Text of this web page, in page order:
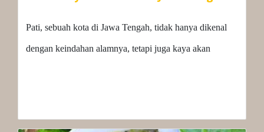
Pati, sebuah kota di Jawa Tengah, tidak hanya dikenal
dengan keindahan alamnya, tetapi juga kaya akan